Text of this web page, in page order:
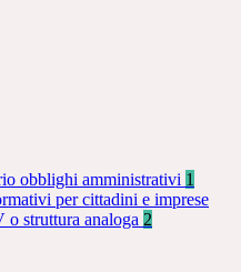
obblighi amministrativi 1
per cittadini e imprese
struttura analoga 2